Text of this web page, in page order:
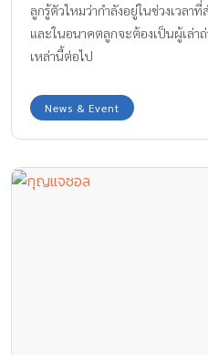
ลูกรู้ตัวไหมว่ากำลังอยู่ในช่วงเวลา
และในอนาคตลูกจะต้องเป็นผู้เล่า
เหล่านี้ต่อไป
News & Event